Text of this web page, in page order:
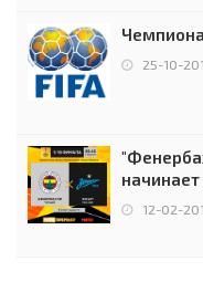
25-10-
12-02-